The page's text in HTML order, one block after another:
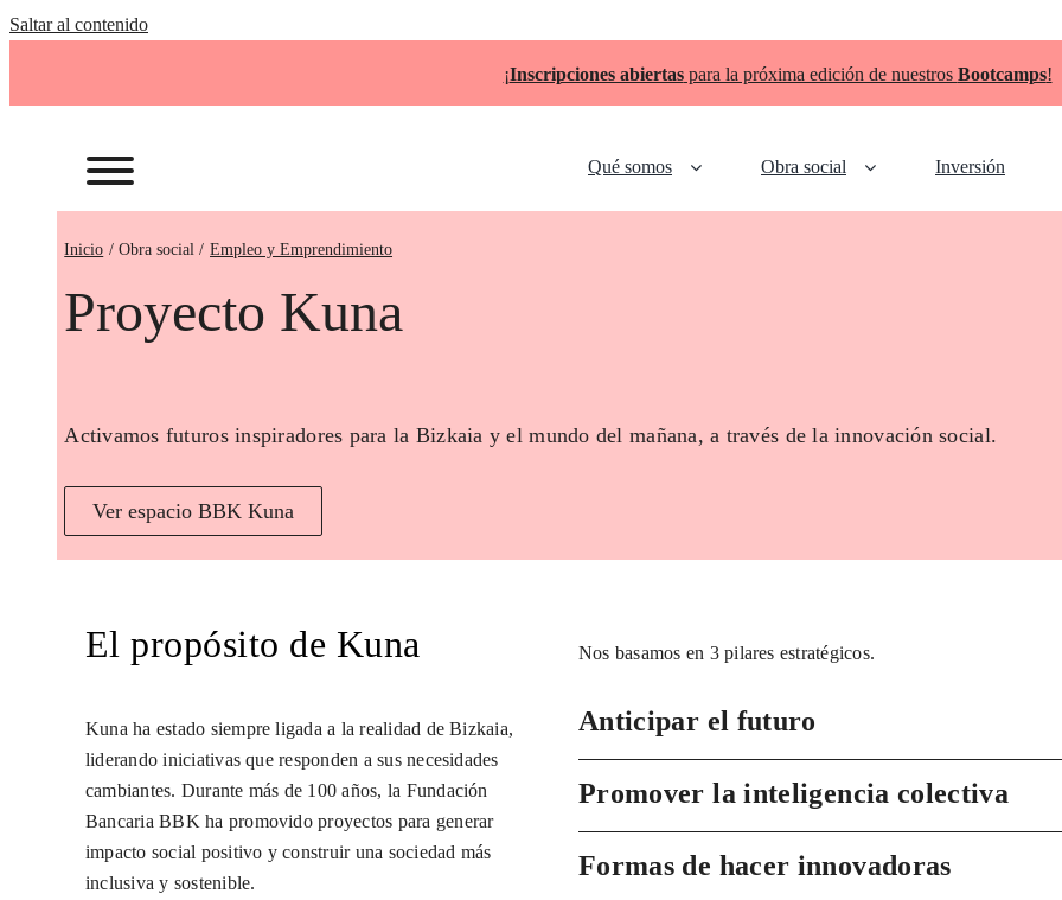
Saltar al contenido
¡Inscripciones abiertaspara la próxima edición de nuestros Bootcamps!
Qué somos Obra social Inversión
Inicio Empleo y Emprendimiento
Proyecto Kuna
Activamos futuros inspiradores para la Bizkaia y el mundo del mañana, a través de la innovación social.
Ver espacio BBK Kuna
El propósito de Kuna
Kuna ha estado siempre ligada a la realidad de Bizkaia,
liderando iniciativas que responden a sus necesidades
cambiantes. Durante más de 100 años, la Fundación
Bancaria BBK ha promovido proyectos para generar
impacto social positivo y construir una sociedad más
inclusiva y sostenible.
Nos basamos en 3 pilares estratégicos.
Anticipar el futuro
Promover la inteligencia colectiva
Formas de hacer innovadoras